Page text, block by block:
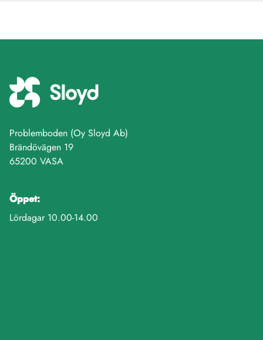
Problemboden (Oy Sloyd Ab)
Brändövägen 19
65200 VASA
Öppet:
Lördagar 10.00-14.00